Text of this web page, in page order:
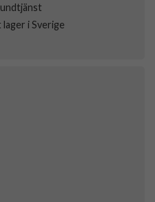
i Sverige